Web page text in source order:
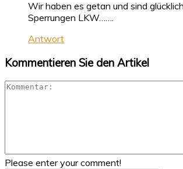
Wir haben es getan und sind
Sperrungen LKW…….
Antwort
Kommentieren Sie den Artikel
Please enter your comment!